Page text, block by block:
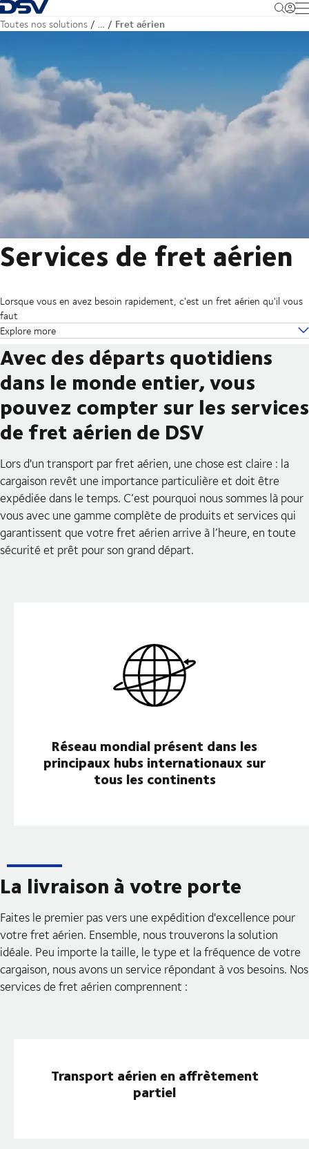
Retour à la page d'accueil
Toutes nos solutions … Fret aérien
Services de fret aérien
Lorsque vous en avez besoin rapidement, c'est un fret aérien qu'il vous
faut
Explore more
Avec des départs quotidiens
dans le monde entier, vous
pouvez compter sur les services
de fret aérien de DSV
Lors d'un transport par fret aérien, une chose est claire : la
cargaison revêt une importance particulière et doit être
expédiée dans le temps. C’est pourquoi nous sommes là pour
vous avec une gamme complète de produits et services qui
garantissent que votre fret aérien arrive à l’heure, en toute
sécurité et prêt pour son grand départ.
Réseau mondial présent dans les
principaux hubs internationaux sur
tous les continents
La livraison à votre porte
Faites le premier pas vers une expédition d'excellence pour
votre fret aérien. Ensemble, nous trouverons la solution
idéale. Peu importe la taille, le type et la fréquence de votre
cargaison, nous avons un service répondant à vos besoins. Nos
services de fret aérien comprennent :
Transport aérien en affrètement
partiel